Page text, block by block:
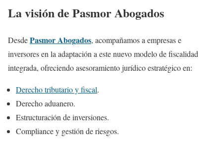
La visión de Pasmor Abogados
DesdePasmor Abogados, acompañamos a empresas e
inversores en la adaptación a este nuevo modelo de fiscalidad
integrada, ofreciendo asesoramiento jurídico estratégico en:
Derecho tributario y fiscal.
Derecho aduanero.
Estructuración de inversiones.
Compliance y gestión de riesgos.